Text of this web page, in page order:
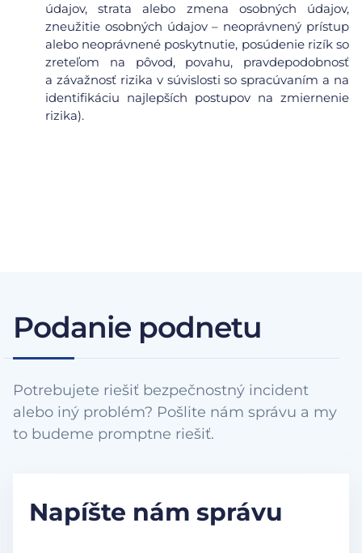
údajov, strata alebo zmena osobných údajov,
zneužitie osobných údajov – neoprávnený prístup
alebo neoprávnené poskytnutie, posúdenie rizík so
zreteľom na pôvod, povahu, pravdepodobnosť
a závažnosť rizika v súvislosti so spracúvaním a na
identifikáciu najlepších postupov na zmiernenie
rizika).
Podanie podnetu
Potrebujete riešiť bezpečnostný incident
alebo iný problém? Pošlite nám správu a my
to budeme promptne riešiť.
Napíšte nám správu